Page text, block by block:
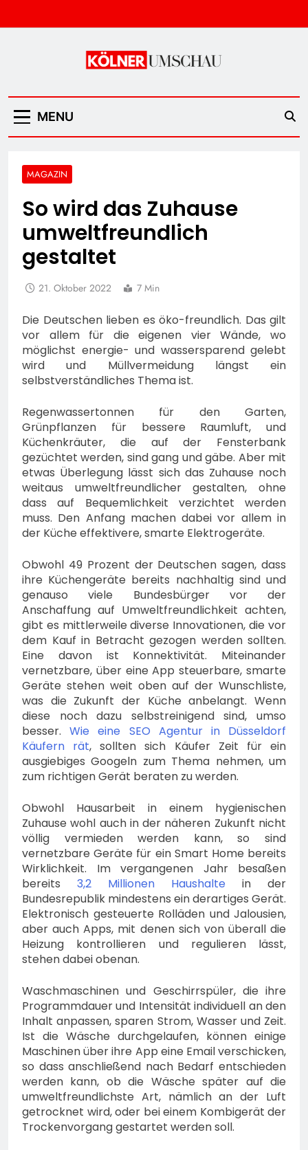
to
Kölner Umschau
MENU
MAGAZIN
So wird das Zuhause
umweltfreundlich
gestaltet
21. Oktober 2022 7 Min
Die Deutschen lieben es öko-freundlich. Das gilt
vor allem für die eigenen vier Wände, wo
möglichst energie- und wassersparend gelebt
wird und Müllvermeidung längst ein
selbstverständliches Thema ist.
Regenwassertonnen für den Garten,
Grünpflanzen für bessere Raumluft, und
Küchenkräuter, die auf der Fensterbank
gezüchtet werden, sind gang und gäbe. Aber mit
etwas Überlegung lässt sich das Zuhause noch
weitaus umweltfreundlicher gestalten, ohne
dass auf Bequemlichkeit verzichtet werden
muss. Den Anfang machen dabei vor allem in
der Küche effektivere, smarte Elektrogeräte.
Obwohl 49 Prozent der Deutschen sagen, dass
ihre Küchengeräte bereits nachhaltig sind und
genauso viele Bundesbürger vor der
Anschaffung auf Umweltfreundlichkeit achten,
gibt es mittlerweile diverse Innovationen, die vor
dem Kauf in Betracht gezogen werden sollten.
Eine davon ist Konnektivität. Miteinander
vernetzbare, über eine App steuerbare, smarte
Geräte stehen weit oben auf der Wunschliste,
was die Zukunft der Küche anbelangt. Wenn
diese noch dazu selbstreinigend sind, umso
besser.Wie eine SEO Agentur in Düsseldorf
Käufern rät, sollten sich Käufer Zeit für ein
ausgiebiges Googeln zum Thema nehmen, um
zum richtigen Gerät beraten zu werden.
Obwohl Hausarbeit in einem hygienischen
Zuhause wohl auch in der näheren Zukunft nicht
völlig vermieden werden kann, so sind
vernetzbare Geräte für ein Smart Home bereits
Wirklichkeit. Im vergangenen Jahr besaßen
bereits 3,2 Millionen Haushalte in der
Bundesrepublik mindestens ein derartiges Gerät.
Elektronisch gesteuerte Rolläden und Jalousien,
aber auch Apps, mit denen sich von überall die
Heizung kontrollieren und regulieren lässt,
stehen dabei obenan.
Waschmaschinen und Geschirrspüler, die ihre
Programmdauer und Intensität individuell an den
Inhalt anpassen, sparen Strom, Wasser und Zeit.
Ist die Wäsche durchgelaufen, können einige
Maschinen über ihre App eine Email verschicken,
so dass anschließend nach Bedarf entschieden
werden kann, ob die Wäsche später auf die
umweltfreundlichste Art, nämlich an der Luft
getrocknet wird, oder bei einem Kombigerät der
Trockenvorgang gestartet werden soll.